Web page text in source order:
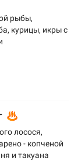
рыбы,
курицы, икры с
лосося,
- копченой
и такуана